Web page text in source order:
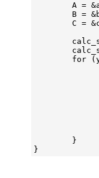
A =
B =
C =
for
        }